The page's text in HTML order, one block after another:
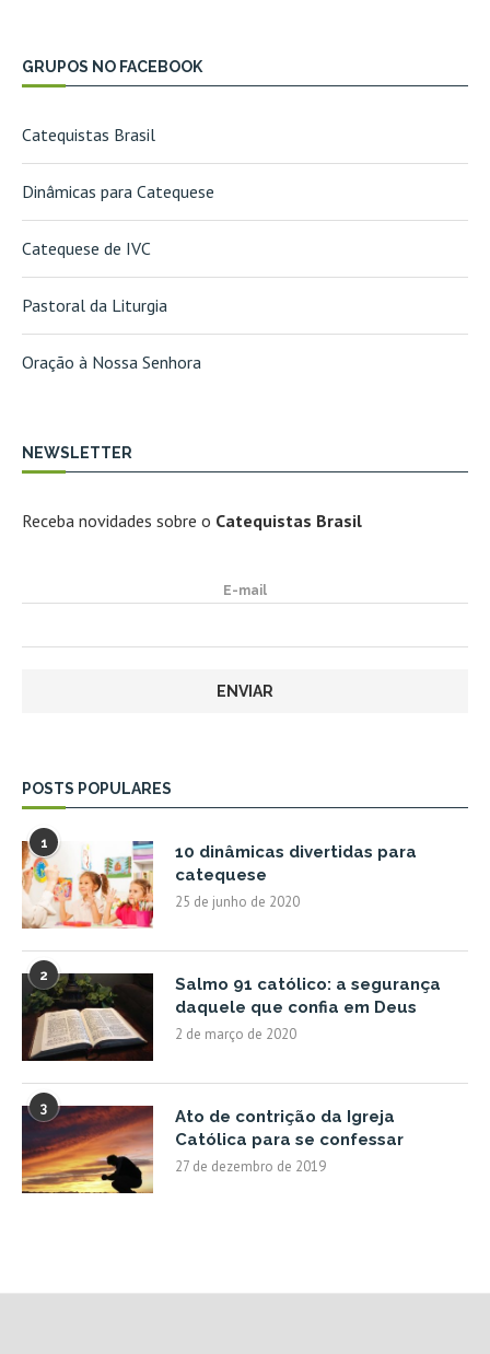
GRUPOS NO FACEBOOK
Catequistas Brasil
Dinâmicas para Catequese
Catequese de IVC
Pastoral da Liturgia
Oração à Nossa Senhora
NEWSLETTER
Receba novidades sobre o Catequistas Brasil
E-mail
POSTS POPULARES
1
10 dinâmicas divertidas para
catequese
25 de junho de 2020
2
Salmo 91 católico: a segurança
daquele que confia em Deus
2 de março de 2020
3
Ato de contrição da Igreja
Católica para se confessar
27 de dezembro de 2019